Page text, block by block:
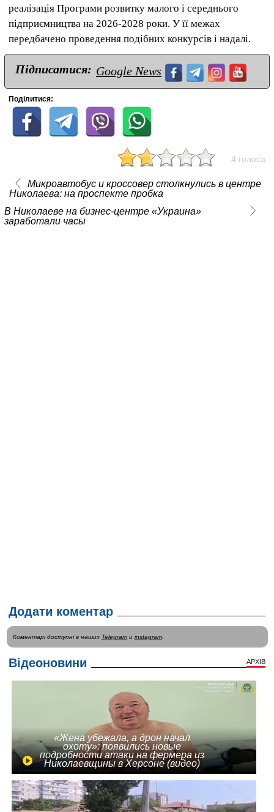
реалізація Програми розвитку малого і середнього
підприємництва на 2026-2028 роки. У її межах
передбачено проведення подібних конкурсів і надалі.
Підписатися: Google News
Поділитися:
4 голоса
Микроавтобус и кроссовер столкнулись в центре
Николаева: на проспекте пробка
В Николаеве на бизнес-центре «Украина»
заработали часы
Додати коментар
Коментарі доступні в наших Telegramи instagram.
Відеоновини АРХІВ
«Жена убежала, а дрон начал
охоту»: появились новые
подробности атаки на фермера из
Николаевщины в Херсоне (видео)